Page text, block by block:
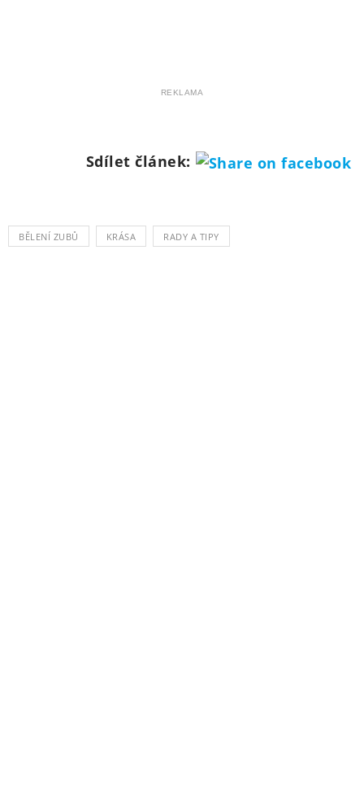
REKLAMA
Sdílet článek:
BĚLENÍ ZUBŮ KRÁSA RADY A TIPY